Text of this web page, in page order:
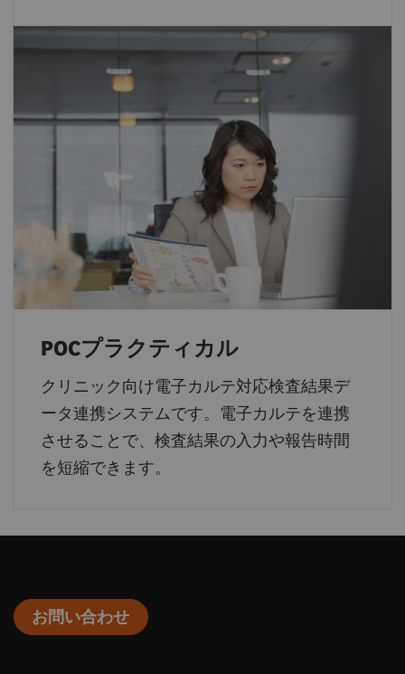
POCプラクティカル
クリニック向け電子カルテ対応検査結果デ
ータ連携システムです。電子カルテを連携
させることで、検査結果の入力や報告時間
を短縮できます。
お問い合わせ